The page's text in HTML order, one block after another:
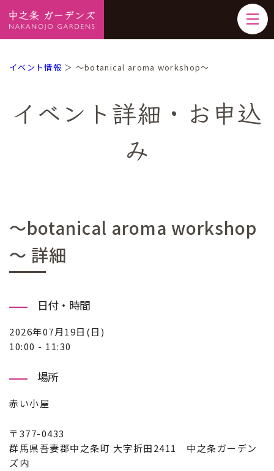
イベント情報 ＞ ～botanical aroma workshop～
イベント詳細・お申込
み
～botanical aroma workshop
～ 詳細
日付・時間
2026年07月19日(日)
10:00 - 11:30
場所
赤い小屋
〒377-0433
群馬県吾妻郡中之条町 大字折田2411 中之条ガーデン
ズ内